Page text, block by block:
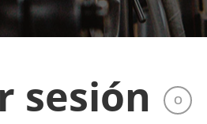
sesión O